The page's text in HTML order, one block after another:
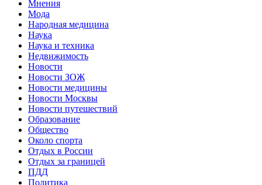
Мнения
Мода
Народная медицина
Наука
Наука и техника
Недвижимость
Новости
Новости ЗОЖ
Новости медицины
Новости Москвы
Новости путешествий
Образование
Общество
Около спорта
Отдых в России
Отдых за границей
ПДД
Политика